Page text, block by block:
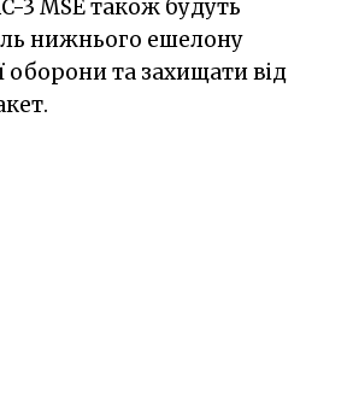
3 MSE також будуть
нижнього ешелону
оборони та захищати від